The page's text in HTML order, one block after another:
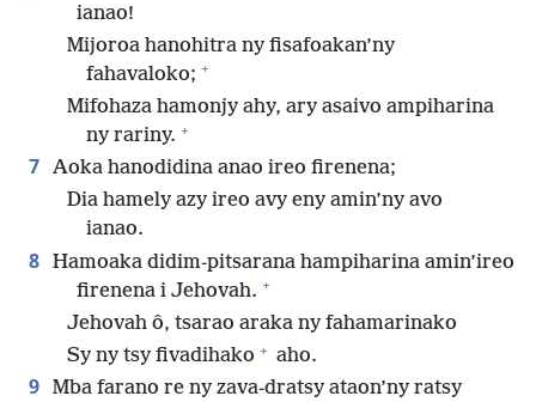
ianao!
Mijoroa hanohitra ny fisafoakan’ny
fahavaloko; +
Mifohaza hamonjy ahy, ary asaivo ampiharina
ny rariny. +
7 Aoka hanodidina anao ireo firenena;
Dia hamely azy ireo avy eny amin’ny avo
ianao.
8 Hamoaka didim-pitsarana hampiharina amin’ireo
firenena i Jehovah. +
Jehovah ô, tsarao araka ny fahamarinako
Sy ny tsy fivadihako + aho.
9 Mba farano re ny zava-dratsy ataon’ny ratsy